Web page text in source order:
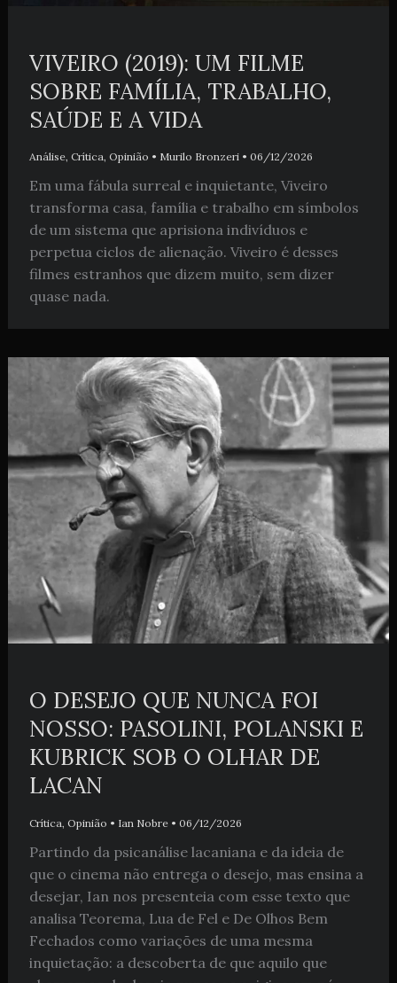
VIVEIRO (2019): UM FILME
SOBRE FAMÍLIA, TRABALHO,
SAÚDE E A VIDA
Análise, Crítica, Opinião • Murilo Bronzeri • 06/12/2026
Em uma fábula surreal e inquietante, Viveiro
transforma casa, família e trabalho em símbolos
de um sistema que aprisiona indivíduos e
perpetua ciclos de alienação. Viveiro é desses
filmes estranhos que dizem muito, sem dizer
quase nada.
O DESEJO QUE NUNCA FOI
NOSSO: PASOLINI, POLANSKI E
KUBRICK SOB O OLHAR DE
LACAN
Crítica Opinião • Ian Nobre • 06/12/2026
Partindo da psicanálise lacaniana e da ideia de
que o cinema não entrega o desejo, mas ensina a
desejar, Ian nos presenteia com esse texto que
analisa Teorema, Lua de Fel e De Olhos Bem
Fechados como variações de uma mesma
inquietação: a descoberta de que aquilo que